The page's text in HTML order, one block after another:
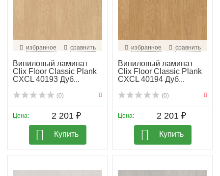
избранное сравнить
Виниловый ламинат
Clix Floor Classic Plank
CXCL 40193 Дуб...
(0)
Цена: 2 201 ₽
Купить
избранное сравнить
Виниловый ламинат
Clix Floor Classic Plank
CXCL 40194 Дуб...
(0)
Цена: 2 201 ₽
Купить